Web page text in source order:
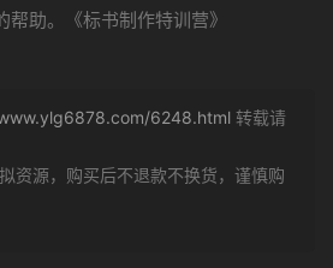
助。《标书制作特训营》
6248.html 转载请
资源，购买后不退款不换货，谨慎购